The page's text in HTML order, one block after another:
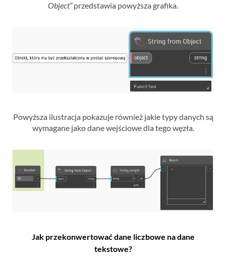
Object”przedstawia powyższa grafika.
Powyższa ilustracja pokazuje również jakie typy danych są
wymagane jako dane wejściowe dla tego węzła.
Jak przekonwertować dane liczbowe na dane
tekstowe?